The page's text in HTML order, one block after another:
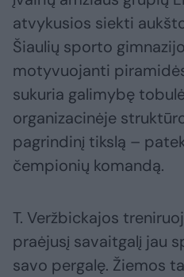
atvykusios siekti
Šiaulių sporto
motyvuojanti
sukuria galimybę
organizacinėje
pagrindinį tikslą –
čempionių komandą.
T. Veržbickajos
praėjusį savaitgalį jau
savo pergalę. Žiemos